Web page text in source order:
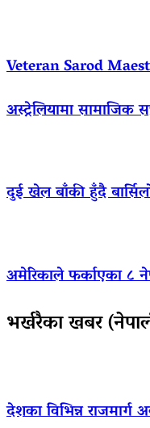
Veteran Sarod
अस्ट्रेलियामा सामाजिक
दुई खेल बाँकी हुँदै
अमेरिकाले फर्काएका ८
भर्खरैका खबर
देशका विभिन्न